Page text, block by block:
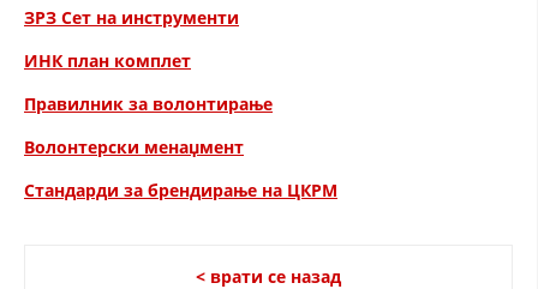
ЗРЗ Сет на инструменти
ИНК план комплет
Правилник за волонтирање
Волонтерски менаџмент
Стандарди за брендирање на ЦКРМ
< врати се назад